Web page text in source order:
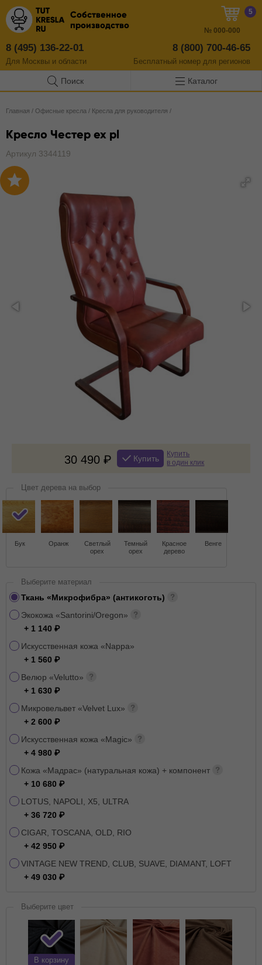
Собственное
производство
8 (495) 136-22-01
Для Москвы и области
8 (800) 700-46-65
Бесплатный номер для регионов
5
№ 000-000
Поиск Каталог
Главная / Офисные кресла / Кресла для руководителя /
Кресло Честер ех pl
Артикул 3344119
30 490 Купить
Купить
в один клик
Цвет дерева на выбор
Бук Оранж
Светлый
орех
Темный
орех
Красное
дерево
Венге
Выберите материал
Ткань «Микрофибра» (антикоготь)
Экокожа «Santorini/Oregon»
+ 1 140
Искусственная кожа «Nappa»
+ 1 560
Велюр «Velutto»
+ 1 630
Микровельвет «Velvet Lux»
+ 2 600
Искусственная кожа «Magic»
+ 4 980
Кожа «Мадрас» (натуральная кожа) + компонент
+ 10 680
LOTUS, NAPOLI, X5, ULTRA
+ 36 720
CIGAR, TOSCANA, OLD, RIO
+ 42 950
VINTAGE NEW TREND, CLUB, SUAVE, DIAMANT, LOFT
+ 49 030
Выберите цвет
В корзину